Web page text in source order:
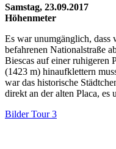
Samstag,
Höhenmeter
Es war unumgänglich, dass
befahrenen Nationalstraße
Biescas auf einer ruhigeren
(1423 m) hinaufklettern
war das historische
direkt an der alten Placa, es
Bilder Tour 3